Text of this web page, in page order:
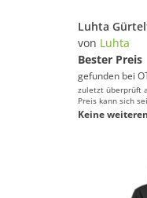
von Luhta
Bester Preis
gefunden bei
zuletzt überprüft
Preis kann sich
Keine